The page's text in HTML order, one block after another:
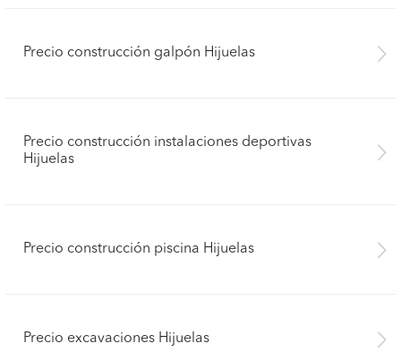
Precio construcción galpón Hijuelas
Precio construcción instalaciones deportivas
Hijuelas
Precio construcción piscina Hijuelas
Precio excavaciones Hijuelas